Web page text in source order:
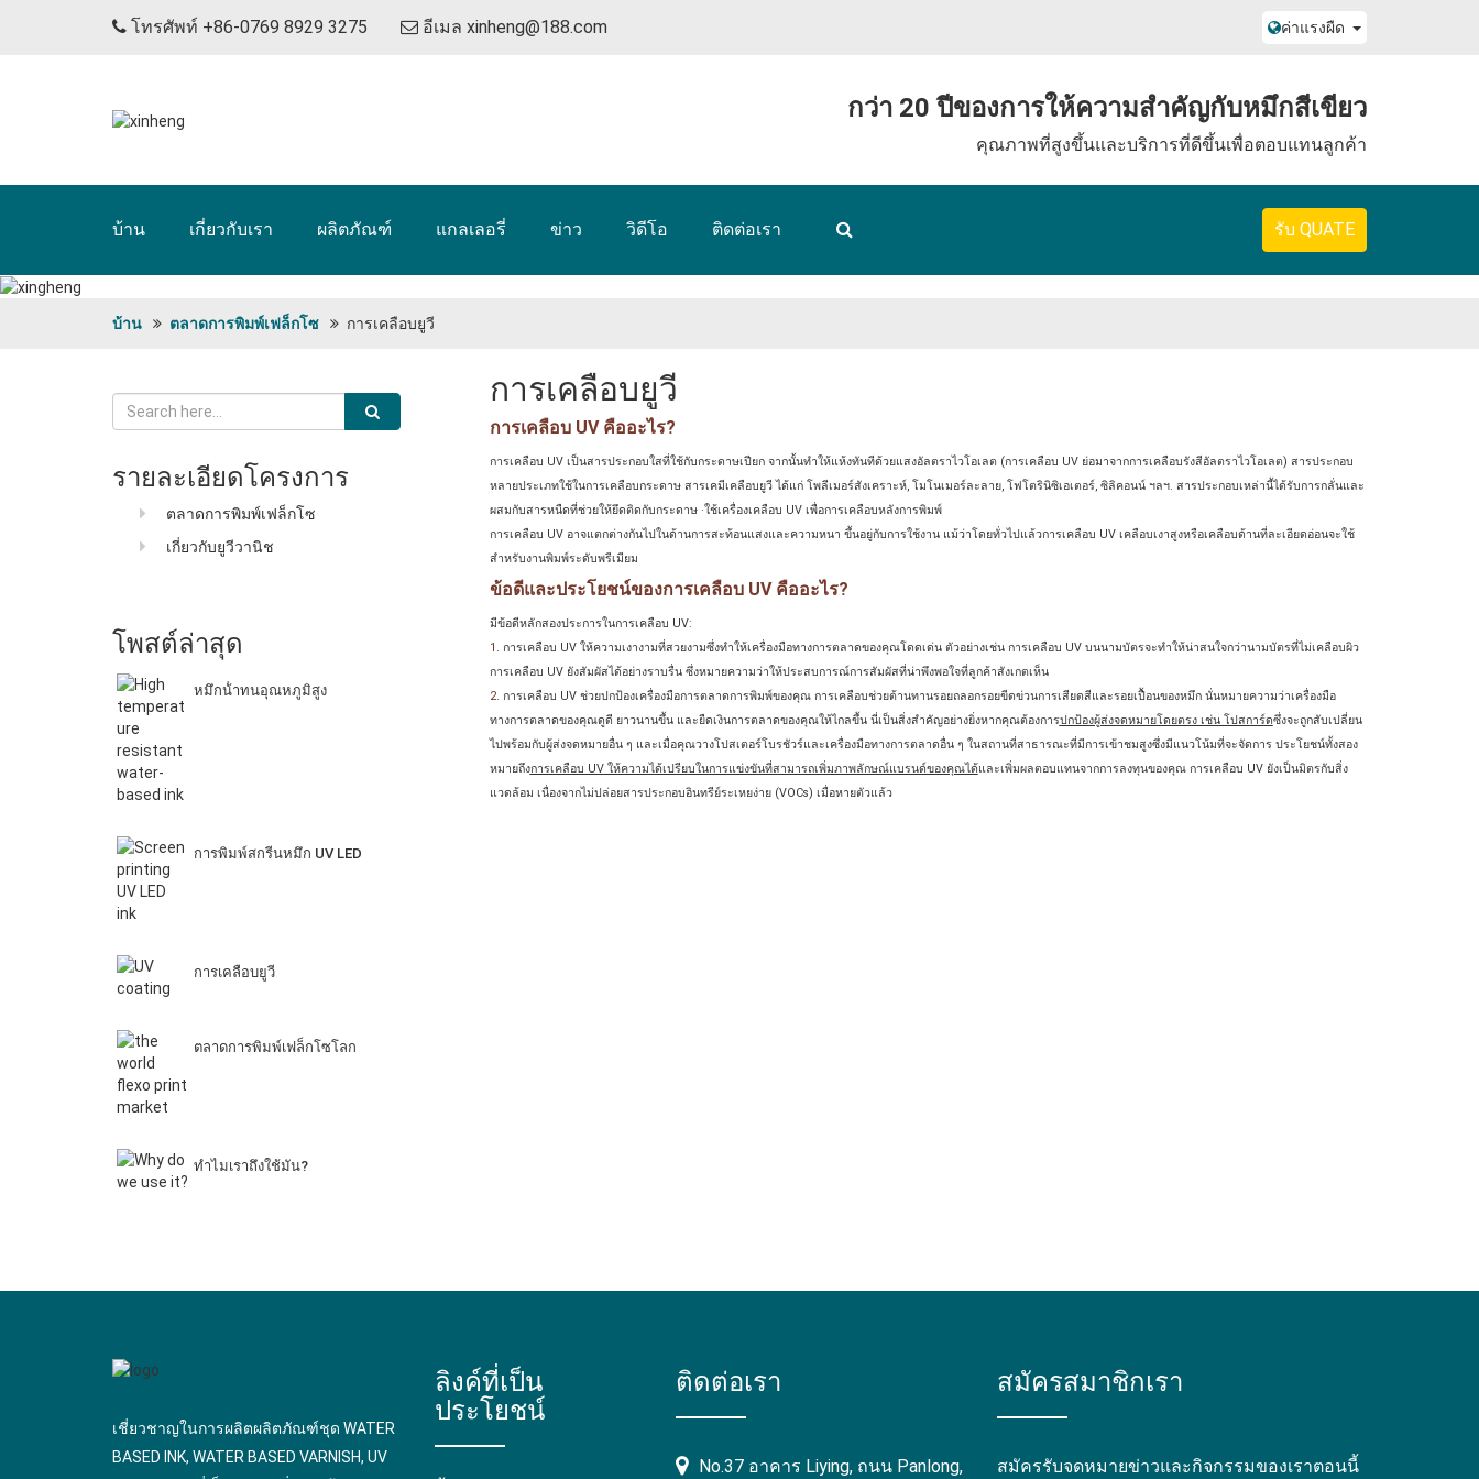
โทรศัพท์ +86-0769 8929 3275 อีเมล xinheng@188.com ค่าแรงผืด
กว่า 20 ปีของการให้ความสําคัญกับหมึกสีเขียว
คุณภาพที่สูงขึ้นและบริการที่ดีขึ้นเพื่อตอบแทนลูกค้า
บ้าน เกี่ยวกับเรา ผลิตภัณฑ์ แกลเลอรี่ ข่าว วิดีโอ ติดต่อเรา รับ QUATE
บ้าน ตลาดการพิมพ์เฟล็กโซ การเคลือบยูวี
การเคลือบยูวี
การเคลือบ UV คืออะไร?
การเคลือบ UV เป็นสารประกอบใสที่ใช้กับกระดาษเปียก จากนั้นทําให้แห้งทันทีด้วยแสงอัลตราไวโอเลต (การเคลือบ UV ย่อมาจากการเคลือบรังสีอัลตราไวโอเลต) สารประกอบ
หลายประเภทใช้ในการเคลือบกระดาษ สารเคมีเคลือบยูวี ได้แก่ โพลีเมอร์สังเคราะห์, โมโนเมอร์ละลาย, โฟโตรินิซิเอเตอร์, ซิลิคอนน์ ฯลฯ. สารประกอบเหล่านี้ได้รับการกลั่นและ
ผสมกับสารหนืดที่ช่วยให้ยึดติดกับกระดาษ ·ใช้เครื่องเคลือบ UV เพื่อการเคลือบหลังการพิมพ์
การเคลือบ UV อาจแตกต่างกันไปในด้านการสะท้อนแสงและความหนา ขึ้นอยู่กับการใช้งาน แม้ว่าโดยทั่วไปแล้วการเคลือบ UV เคลือบเงาสูงหรือเคลือบด้านที่ละเอียดอ่อนจะใช้
สําหรับงานพิมพ์ระดับพรีเมียม
ข้อดีและประโยชน์ของการเคลือบ UV คืออะไร?
มีข้อดีหลักสองประการในการเคลือบ UV:
1 . การเคลือบ UV ให้ความเงางามที่สวยงามซึ่งทําให้เครื่องมือทางการตลาดของคุณโดดเด่น ตัวอย่างเช่น การเคลือบ UV บนนามบัตรจะทําให้น่าสนใจกว่านามบัตรที่ไม่เคลือบผิว
การเคลือบ UV ยังสัมผัสได้อย่างราบรื่น ซึ่งหมายความว่าให้ประสบการณ์การสัมผัสที่น่าพึงพอใจที่ลูกค้าสังเกตเห็น
2. การเคลือบ UV ช่วยปกป้องเครื่องมือการตลาดการพิมพ์ของคุณ การเคลือบช่วยต้านทานรอยถลอกรอยขีดข่วนการเสียดสีและรอยเปื้อนของหมึก นั่นหมายความว่าเครื่องมือ
ทางการตลาดของคุณดูดี ยาวนานขึ้น และยืดเงินการตลาดของคุณให้ไกลขึ้น นี่เป็นสิ่งสําคัญอย่างยิ่งหากคุณต้องการปกป้องผู้ส่งจดหมายโดยตรง เช่น โปสการ์ดซึ่งจะถูกสับเปลี่ยน
ไปพร้อมกับผู้ส่งจดหมายอื่น ๆ และเมื่อคุณวางโปสเตอร์โบรชัวร์และเครื่องมือทางการตลาดอื่น ๆ ในสถานที่สาธารณะที่มีการเข้าชมสูงซึ่งมีแนวโน้มที่จะจัดการ ประโยชน์ทั้งสอง
หมายถึงการเคลือบ UV ให้ความได้เปรียบในการแข่งขันที่สามารถเพิ่มภาพลักษณ์แบรนด์ของคุณได้และเพิ่มผลตอบแทนจากการลงทุนของคุณ การเคลือบ UV ยังเป็นมิตรกับสิ่ง
แวดล้อม เนื่องจากไม่ปล่อยสารประกอบอินทรีย์ระเหยง่าย (VOCs) เมื่อหายตัวแล้ว
รายละเอียดโครงการ
ตลาดการพิมพ์เฟล็กโซ
เกี่ยวกับยูวีวานิช
โพสต์ล่าสุด
หมึกน้ําทนอุณหภูมิสูง
การพิมพ์สกรีนหมึก UV LED
การเคลือบยูวี
ตลาดการพิมพ์เฟล็กโซโลก
ทําไมเราถึงใช้มัน?
เชี่ยวชาญในการผลิตผลิตภัณฑ์ชุด WATER
BASED INK, WATER BASED VARNISH, UV
ลิงค์ที่เป็น
ประโยชน์
ติดต่อเรา
No.37 อาคาร Liying, ถนน Panlong,
สมัครสมาชิกเรา
สมัครรับจดหมายข่าวและกิจกรรมของเราตอนนี้